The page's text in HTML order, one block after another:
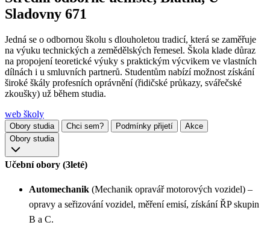
Sladovny 671
Jedná se o odbornou školu s dlouholetou tradicí, která se zaměřuje
na výuku technických a zemědělských řemesel. Škola klade důraz
na propojení teoretické výuky s praktickým výcvikem ve vlastních
dílnách i u smluvních partnerů. Studentům nabízí možnost získání
široké škály profesních oprávnění (řidičské průkazy, svářečské
zkoušky) už během studia.
web školy
Obory studia Chci sem? Podmínky přijetí
Akce
Obory studia
Učební obory (3leté)
Automechanik (Mechanik opravář motorových vozidel) –
opravy a seřizování vozidel, měření emisí, získání ŘP skupin
B a C.